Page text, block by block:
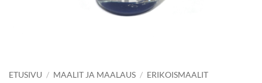
ETUSIVU / MAALIT JA MAALAUS / ERIKOISMAALIT